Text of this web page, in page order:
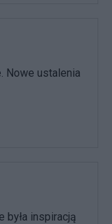
Nowe ustalenia
była inspiracją